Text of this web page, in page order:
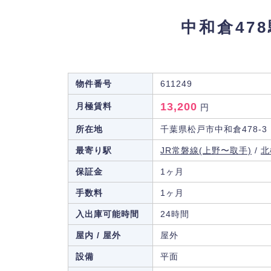
中和倉
物件番号 611249
月極賃料 13,200 円
所在地 千葉県松戸市中和倉478-3
最寄り駅 JR常磐線(上野〜取手) /
保証金 1ヶ月
手数料 1ヶ月
入出庫可能時間 24時間
屋内 / 屋外 屋外
設備 平面